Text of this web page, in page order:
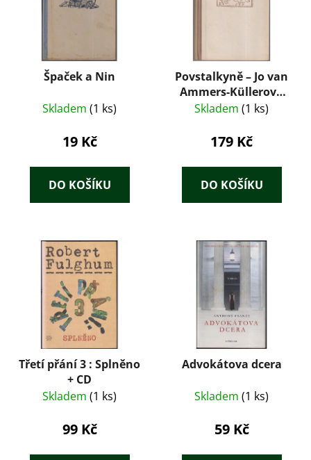
Špaček a Nin
Skladem (1 ks)
19 Kč
DO KOŠÍKU
Povstalkyně – Jo van
Ammers-Küllerová
(1949)
Skladem (1 ks)
179 Kč
DO KOŠÍKU
Třetí přání 3 : Splněno
+ CD
Skladem (1 ks)
99 Kč
Advokátova dcera
Skladem (1 ks)
59 Kč